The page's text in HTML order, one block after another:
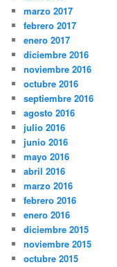
marzo 2017
febrero 2017
enero 2017
diciembre 2016
noviembre 2016
octubre 2016
septiembre 2016
agosto 2016
julio 2016
junio 2016
mayo 2016
abril 2016
marzo 2016
febrero 2016
enero 2016
diciembre 2015
noviembre 2015
octubre 2015